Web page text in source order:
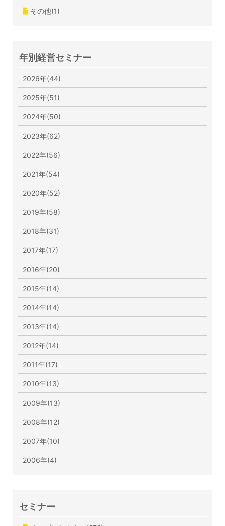
その他(1)
年別経営セミナー
2026年(44)
2025年(51)
2024年(50)
2023年(62)
2022年(56)
2021年(54)
2020年(52)
2019年(58)
2018年(31)
2017年(17)
2016年(20)
2015年(14)
2014年(14)
2013年(14)
2012年(14)
2011年(17)
2010年(13)
2009年(13)
2008年(12)
2007年(10)
2006年(4)
セミナー